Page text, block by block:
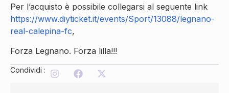
Per l’acquisto è possibile collegarsi al seguente link
https://www.diyticket.it/events/Sport/13088/legnano-
real-calepina-fc,
Forza Legnano. Forza lilla!!!
Condividi :